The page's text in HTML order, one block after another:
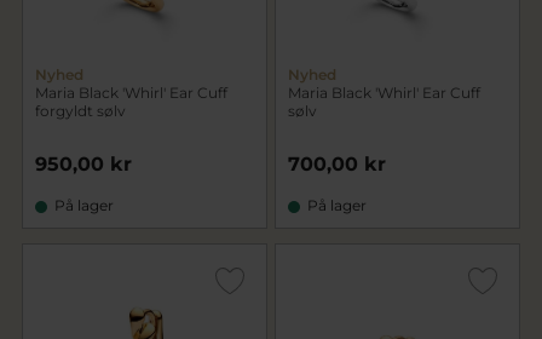
Nyhed
Maria Black 'Whirl' Ear Cuff
forgyldt sølv
950,00 kr
På lager
Nyhed
Maria Black 'Whirl' Ear Cuff
sølv
700,00 kr
På lager